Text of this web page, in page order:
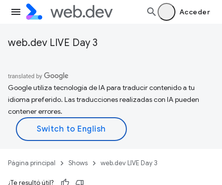
Acceder
web.dev LIVE Day 3
Google utiliza tecnología de IA para traducir contenido a tu
idioma preferido. Las traducciones realizadas con IA pueden
contener errores.
Página principal Shows web.dev LIVE Day 3
¿Te resultó útil?